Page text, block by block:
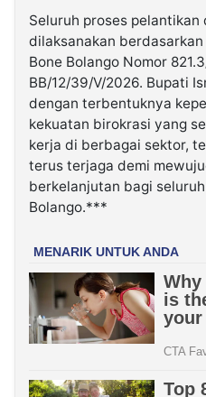
Seluruh proses pelantikan
dilaksanakan
Bone Bolango Nomor
BB/12/39/V/2026. Bupati
dengan terbentuknya
kekuatan birokrasi yang
kerja di berbagai sektor,
terus terjaga demi
berkelanjutan bagi
Bolango.***